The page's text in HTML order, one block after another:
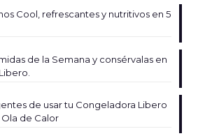
Cool, refrescantes y nutritivos en 5
de la Semana y consérvalas en
de usar tu Congeladora Libero
de Calor